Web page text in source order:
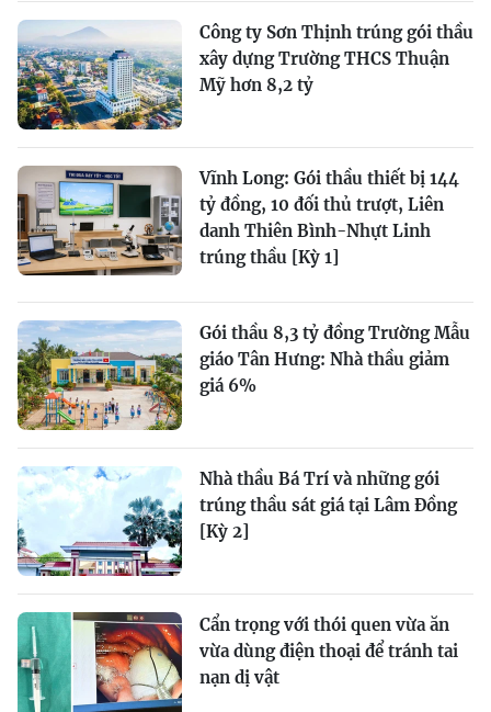
Công ty Sơn Thịnh trúng gói thầu
xây dựng Trường THCS Thuận
Mỹ hơn 8,2 tỷ
Vĩnh Long: Gói thầu thiết bị 144
tỷ đồng, 10 đối thủ trượt, Liên
danh Thiên Bình-Nhựt Linh
trúng thầu [Kỳ 1]
Gói thầu 8,3 tỷ đồng Trường Mẫu
giáo Tân Hưng: Nhà thầu giảm
giá 6%
Nhà thầu Bá Trí và những gói
trúng thầu sát giá tại Lâm Đồng
[Kỳ 2]
Cẩn trọng với thói quen vừa ăn
vừa dùng điện thoại để tránh tai
nạn dị vật